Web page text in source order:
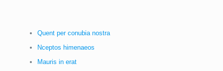
Quent per conubia nostra
Nceptos himenaeos
Mauris in erat